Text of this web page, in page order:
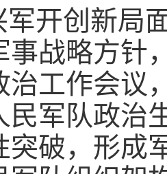
军开创新局
事战略方针
治工作会议
民军队政治
突破，形成